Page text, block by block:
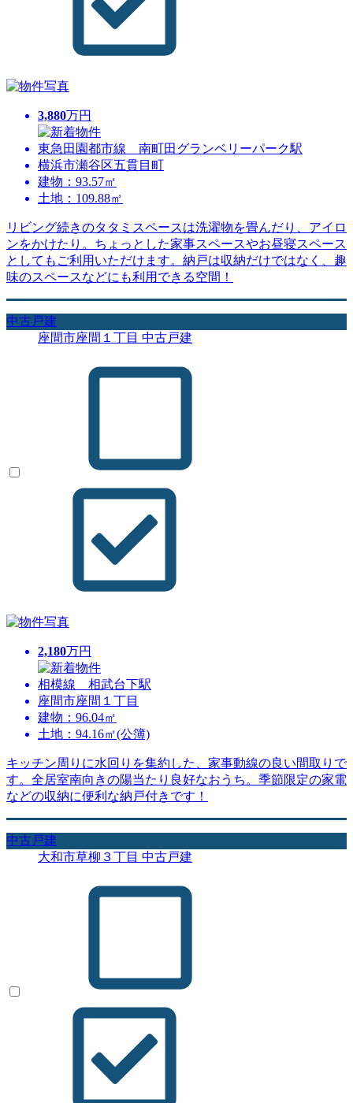
3,880万円
東急田園都市線 南町田グランベリーパーク駅
横浜市瀬谷区五貫目町
建物：93.57㎡
土地：109.88㎡
リビング続きのタタミスペースは洗濯物を畳んだり、アイロ
ンをかけたり。ちょっとした家事スペースやお昼寝スペース
としてもご利用いただけます。納戸は収納だけではなく、趣
味のスペースなどにも利用できる空間！
中古戸建
座間市座間１丁目 中古戸建
2,180万円
相模線 相武台下駅
座間市座間１丁目
建物：96.04㎡
土地：94.16㎡(公簿)
キッチン周りに水回りを集約した、家事動線の良い間取りで
す。全居室南向きの陽当たり良好なおうち。季節限定の家電
などの収納に便利な納戸付きです！
中古戸建
大和市草柳３丁目 中古戸建